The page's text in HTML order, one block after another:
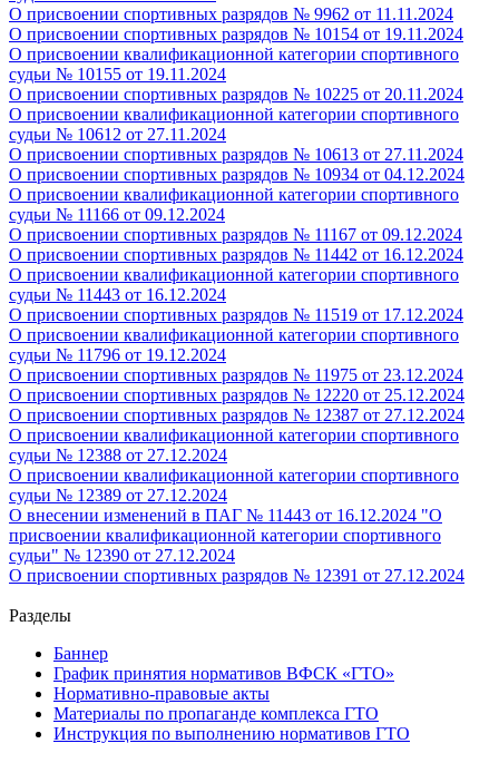
О присвоении спортивных разрядов № 9962 от 11.11.2024
О присвоении спортивных разрядов № 10154 от 19.11.2024
О присвоении квалификационной категории спортивного
судьи № 10155 от 19.11.2024
О присвоении спортивных разрядов № 10225 от 20.11.2024
О присвоении квалификационной категории спортивного
судьи № 10612 от 27.11.2024
О присвоении спортивных разрядов № 10613 от 27.11.2024
О присвоении спортивных разрядов № 10934 от 04.12.2024
О присвоении квалификационной категории спортивного
судьи № 11166 от 09.12.2024
О присвоении спортивных разрядов № 11167 от 09.12.2024
О присвоении спортивных разрядов № 11442 от 16.12.2024
О присвоении квалификационной категории спортивного
судьи № 11443 от 16.12.2024
О присвоении спортивных разрядов № 11519 от 17.12.2024
О присвоении квалификационной категории спортивного
судьи № 11796 от 19.12.2024
О присвоении спортивных разрядов № 11975 от 23.12.2024
О присвоении спортивных разрядов № 12220 от 25.12.2024
О присвоении спортивных разрядов № 12387 от 27.12.2024
О присвоении квалификационной категории спортивного
судьи № 12388 от 27.12.2024
О присвоении квалификационной категории спортивного
судьи № 12389 от 27.12.2024
О внесении изменений в ПАГ № 11443 от 16.12.2024 "О
присвоении квалификационной категории спортивного
судьи" № 12390 от 27.12.2024
О присвоении спортивных разрядов № 12391 от 27.12.2024
Разделы
Баннер
График принятия нормативов ВФСК «ГТО»
Нормативно-правовые акты
Материалы по пропаганде комплекса ГТО
Инструкция по выполнению нормативов ГТО